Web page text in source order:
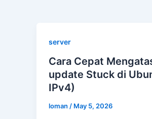
server
Cara Cepat
update Stuck di
IPv4)
loman / May 5, 2026